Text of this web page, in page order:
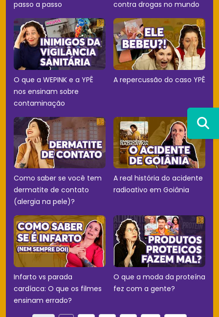
passo a passo contra drogas no mundo
O que a WEPINK e a YPÊ
nos ensinam sobre
contaminação
A repercussão do caso YPÊ
Como saber se você tem
dermatite de contato
(alergia na pele)?
A real história do acidente
radioativo em Goiânia
Infarto vs parada
cardíaca: O que os filmes
ensinam errado?
O que a moda da proteína
fez com a gente?